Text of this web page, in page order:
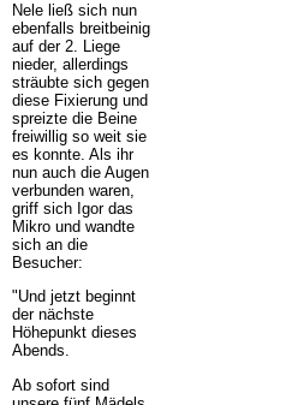
Nele ließ sich nun
ebenfalls breitbeinig
auf der 2. Liege
nieder, allerdings
sträubte sich gegen
diese Fixierung und
spreizte die Beine
freiwillig so weit sie
es konnte. Als ihr
nun auch die Augen
verbunden waren,
griff sich Igor das
Mikro und wandte
sich an die
Besucher:
"Und jetzt beginnt
der nächste
Höhepunkt dieses
Abends.
Ab sofort sind